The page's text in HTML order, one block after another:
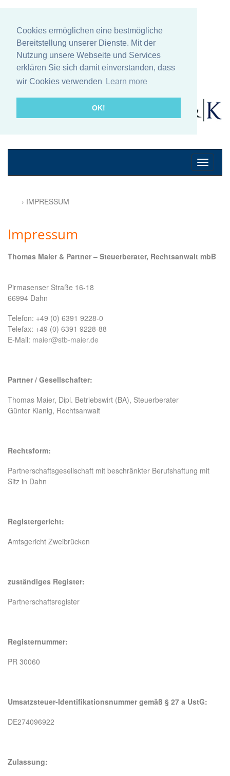
Cookies ermöglichen eine bestmögliche
Bereitstellung unserer Dienste. Mit der
Nutzung unsere Webseite und Services
erklären Sie sich damit einverstanden, dass
wir Cookies verwenden
Learn more
OK!
Mobile
› IMPRESSUM
Impressum
Thomas Maier & Partner – Steuerberater, Rechtsanwalt mbB
Pirmasenser Straße 16-18
66994 Dahn
Telefon: +49 (0) 6391 9228-0
Telefax: +49 (0) 6391 9228-88
E-Mail: maier@stb-maier.de
Partner / Gesellschafter:
Thomas Maier, Dipl. Betriebswirt (BA), Steuerberater
Günter Klanig, Rechtsanwalt
Rechtsform:
Partnerschaftsgesellschaft mit beschränkter Berufshaftung mit
Sitz in Dahn
Registergericht:
Amtsgericht Zweibrücken
zuständiges Register:
Partnerschaftsregister
Registernummer:
PR 30060
Umsatzsteuer-Identifikationsnummer gemäß § 27 a UstG:
DE274096922
Zulassung: